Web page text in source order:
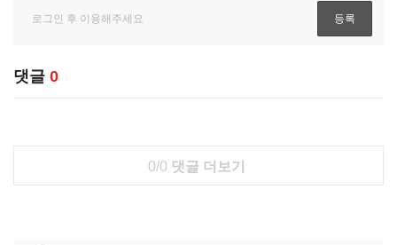
댓글 0
0/0 댓글 더보기